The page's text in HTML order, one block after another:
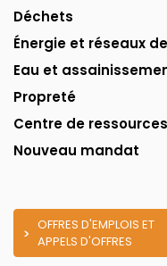
Déchets
Énergie et réseaux
Eau et
Propreté
Centre de ressources
Nouveau mandat
OFFRES D'EMPLOIS ET
APPELS D'OFFRES